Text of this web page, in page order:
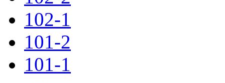
102-1
101-2
101-1